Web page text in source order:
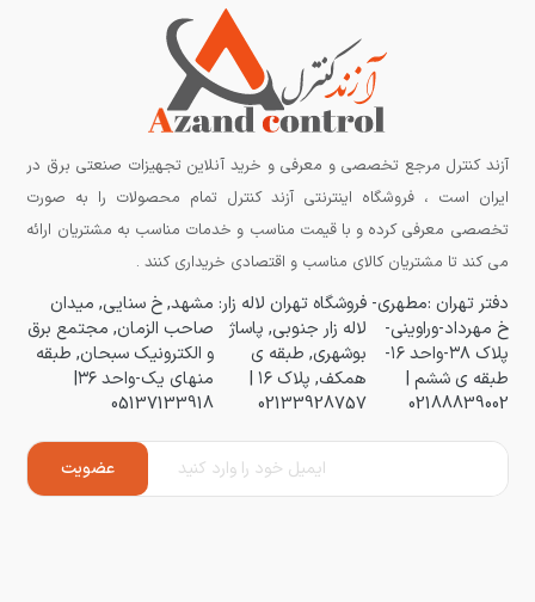
آزند کنترل مرجع تخصصی و معرفی و خرید آنلاین تجهیزات صنعتی برق در
ایران است ، فروشگاه اینترنتی آزند کنترل تمام محصولات را به صورت
تخصصی معرفی کرده و با قیمت مناسب و خدمات مناسب به مشتریان ارائه
می کند تا مشتریان کالای مناسب و اقتصادی خریداری کنند .
دفتر تهران :مطهری-
خ مهرداد-وراوینی-
پلاک ۳۸-واحد ۱۶-
طبقه ی ششم |
02188839002
فروشگاه تهران لاله زار:
لاله زار جنوبی, پاساژ
بوشهری, طبقه ی
همکف, پلاک ۱۶ |
02133928757
مشهد, خ سنایی, میدان
صاحب الزمان, مجتمع برق
و الکترونیک سبحان, طبقه
منهای یک-واحد ۳۶|
05137133918